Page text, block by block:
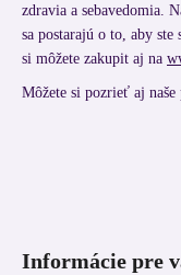
zdravia a sebavedomia.
sa postarajú o to, aby
si môžete zakupit aj na
Môžete si pozrieť aj naše
Informácie pre